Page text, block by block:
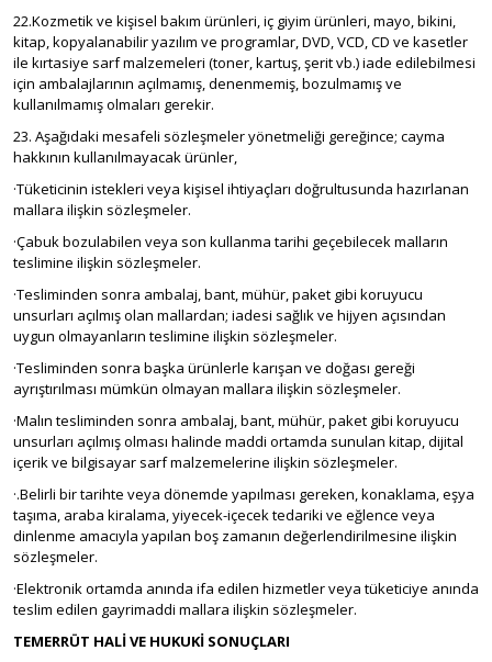
22.Kozmetik ve kişisel bakım ürünleri, iç giyim ürünleri, mayo, bikini,
kitap, kopyalanabilir yazılım ve programlar, DVD, VCD, CD ve kasetler
ile kırtasiye sarf malzemeleri (toner, kartuş, şerit vb.) iade edilebilmesi
için ambalajlarının açılmamış, denenmemiş, bozulmamış ve
kullanılmamış olmaları gerekir.
23. Aşağıdaki mesafeli sözleşmeler yönetmeliği gereğince; cayma
hakkının kullanılmayacak ürünler,
·Tüketicinin istekleri veya kişisel ihtiyaçları doğrultusunda hazırlanan
mallara ilişkin sözleşmeler.
·Çabuk bozulabilen veya son kullanma tarihi geçebilecek malların
teslimine ilişkin sözleşmeler.
·Tesliminden sonra ambalaj, bant, mühür, paket gibi koruyucu
unsurları açılmış olan mallardan; iadesi sağlık ve hijyen açısından
uygun olmayanların teslimine ilişkin sözleşmeler.
·Tesliminden sonra başka ürünlerle karışan ve doğası gereği
ayrıştırılması mümkün olmayan mallara ilişkin sözleşmeler.
·Malın tesliminden sonra ambalaj, bant, mühür, paket gibi koruyucu
unsurları açılmış olması halinde maddi ortamda sunulan kitap, dijital
içerik ve bilgisayar sarf malzemelerine ilişkin sözleşmeler.
·.Belirli bir tarihte veya dönemde yapılması gereken, konaklama, eşya
taşıma, araba kiralama, yiyecek-içecek tedariki ve eğlence veya
dinlenme amacıyla yapılan boş zamanın değerlendirilmesine ilişkin
sözleşmeler.
·Elektronik ortamda anında ifa edilen hizmetler veya tüketiciye anında
teslim edilen gayrimaddi mallara ilişkin sözleşmeler.
TEMERRÜT HALİ VE HUKUKİ SONUÇLARI